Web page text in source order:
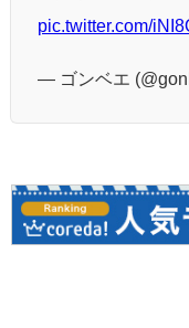
pic.twitter.com/
— ゴンベエ